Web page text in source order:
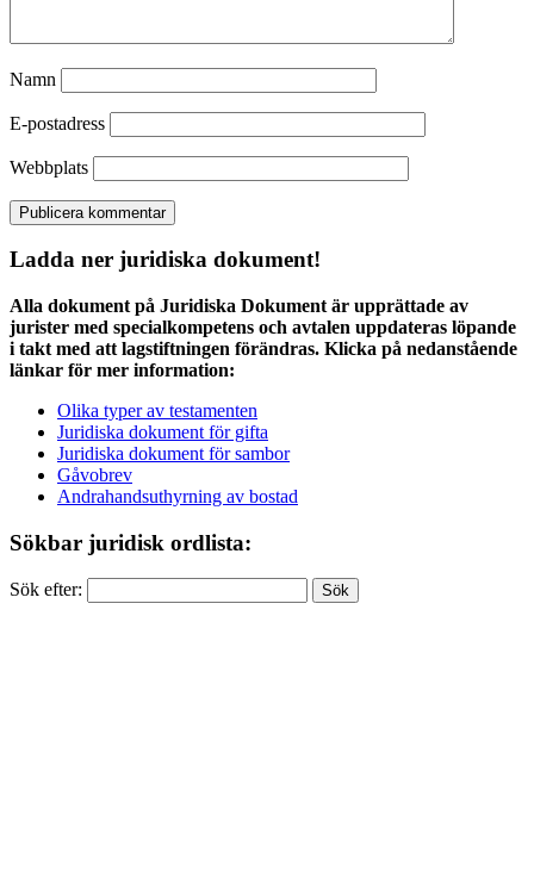
Namn
E-postadress
Webbplats
Ladda ner juridiska dokument!
Alla dokument på Juridiska Dokument är upprättade av
jurister med specialkompetens och avtalen uppdateras löpande
i takt med att lagstiftningen förändras. Klicka på nedanstående
länkar för mer information:
Olika typer av testamenten
Juridiska dokument för gifta
Juridiska dokument för sambor
Gåvobrev
Andrahandsuthyrning av bostad
Sökbar juridisk ordlista:
Sök efter: